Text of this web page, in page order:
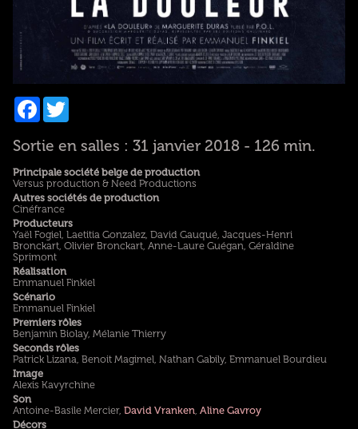
Facebook
Twitter
Sortie en salles : 31 janvier 2018 - 126 min.
Principale société belge de production
Versus production & Need Productions
Autres sociétés de production
Cinéfrance
Producteurs
Yaël Fogiel, Laetitia Gonzalez, David Gauqué, Jacques-Henri
Bronckart, Olivier Bronckart, Anne-Laure Guégan, Géraldine
Sprimont
Réalisation
Emmanuel Finkiel
Scénario
Emmanuel Finkiel
Premiers rôles
Benjamin Biolay, Mélanie Thierry
Seconds rôles
Patrick Lizana, Benoit Magimel, Nathan Gabily, Emmanuel Bourdieu
Image
Alexis Kavyrchine
Son
Antoine-Basile Mercier, David Vranken, Aline Gavroy
Décors